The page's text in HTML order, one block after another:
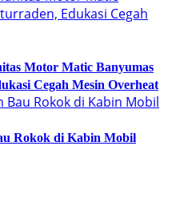
Motor Matic Banyumas
Cegah Mesin Overheat
Rokok di Kabin Mobil